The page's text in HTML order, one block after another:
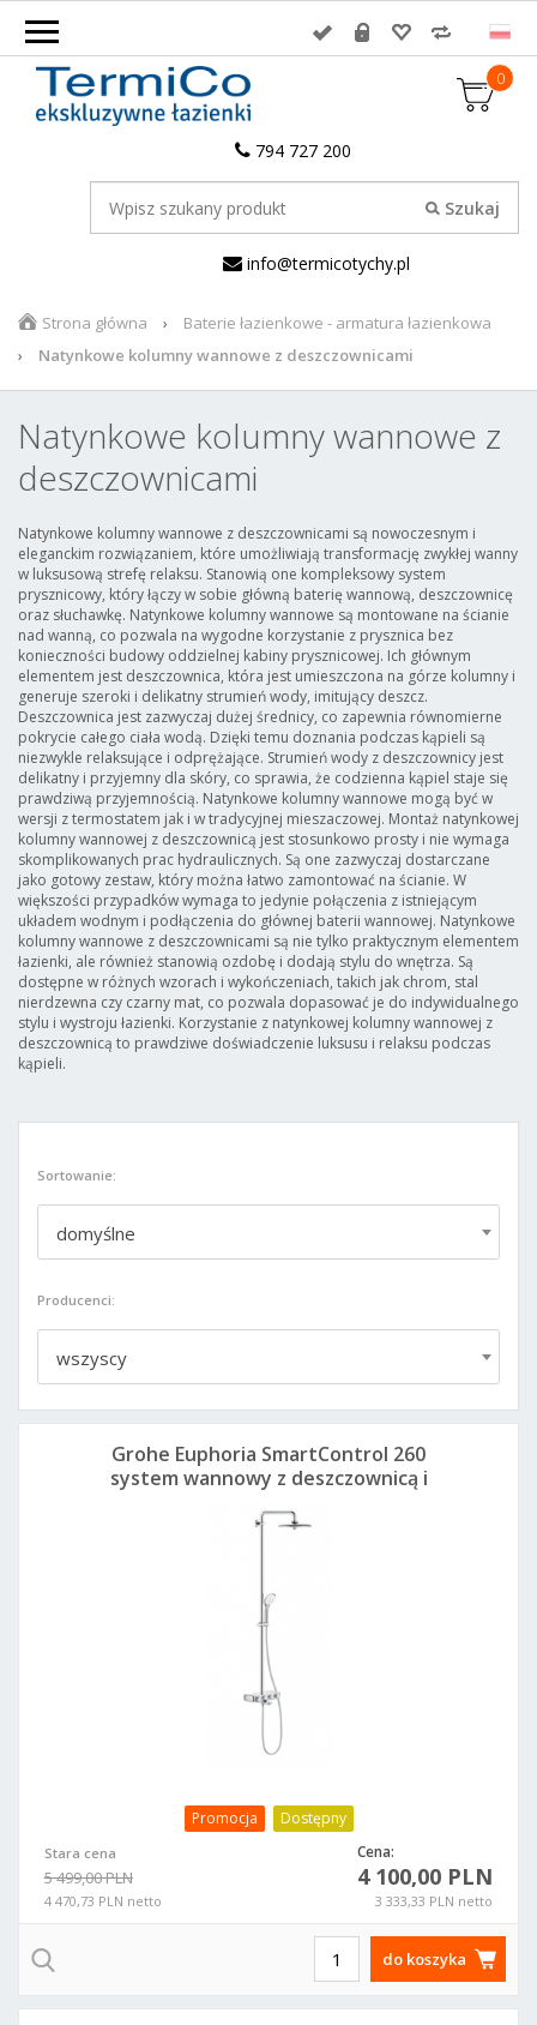
0
794 727 200
info@termicotychy.pl
Strona główna
Baterie łazienkowe - armatura łazienkowa
Natynkowe kolumny wannowe z deszczownicami
Natynkowe kolumny wannowe z
deszczownicami
Natynkowe kolumny wannowe z deszczownicami są nowoczesnym i
eleganckim rozwiązaniem, które umożliwiają transformację zwykłej wanny
w luksusową strefę relaksu. Stanowią one kompleksowy system
prysznicowy, który łączy w sobie główną baterię wannową, deszczownicę
oraz słuchawkę. Natynkowe kolumny wannowe są montowane na ścianie
nad wanną, co pozwala na wygodne korzystanie z prysznica bez
konieczności budowy oddzielnej kabiny prysznicowej. Ich głównym
elementem jest deszczownica, która jest umieszczona na górze kolumny i
generuje szeroki i delikatny strumień wody, imitujący deszcz.
Deszczownica jest zazwyczaj dużej średnicy, co zapewnia równomierne
pokrycie całego ciała wodą. Dzięki temu doznania podczas kąpieli są
niezwykle relaksujące i odprężające. Strumień wody z deszczownicy jest
delikatny i przyjemny dla skóry, co sprawia, że codzienna kąpiel staje się
prawdziwą przyjemnością. Natynkowe kolumny wannowe mogą być w
wersji z termostatem jak i w tradycyjnej mieszaczowej. Montaż natynkowej
kolumny wannowej z deszczownicą jest stosunkowo prosty i nie wymaga
skomplikowanych prac hydraulicznych. Są one zazwyczaj dostarczane
jako gotowy zestaw, który można łatwo zamontować na ścianie. W
większości przypadków wymaga to jedynie połączenia z istniejącym
układem wodnym i podłączenia do głównej baterii wannowej. Natynkowe
kolumny wannowe z deszczownicami są nie tylko praktycznym elementem
łazienki, ale również stanowią ozdobę i dodają stylu do wnętrza. Są
dostępne w różnych wzorach i wykończeniach, takich jak chrom, stal
nierdzewna czy czarny mat, co pozwala dopasować je do indywidualnego
stylu i wystroju łazienki. Korzystanie z natynkowej kolumny wannowej z
deszczownicą to prawdziwe doświadczenie luksusu i relaksu podczas
kąpieli.
Sortowanie:
domyślne
Producenci:
wszyscy
Promocja Dostępny
Stara cena
5 499,00 PLN
4 470,73 PLN netto
Cena:
4 100,00 PLN
3 333,33 PLN netto
Grohe Euphoria SmartControl 260
system wannowy z deszczownicą i
do koszyka